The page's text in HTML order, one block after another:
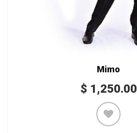
Mimo
$ 1,250.00